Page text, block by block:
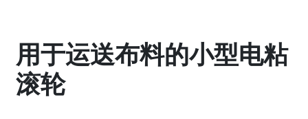
用于运送布料的小型电粘
滚轮